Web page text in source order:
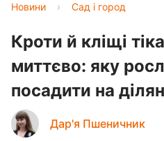
Новини › Сад і город
Кроти й кліщі
миттєво: яку
посадити на
Дар'я Пшеничник